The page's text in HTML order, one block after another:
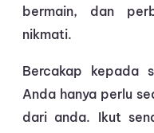
bermain, dan
nikmati.
Bercakap kepada
Anda hanya perlu
dari anda. Ikut